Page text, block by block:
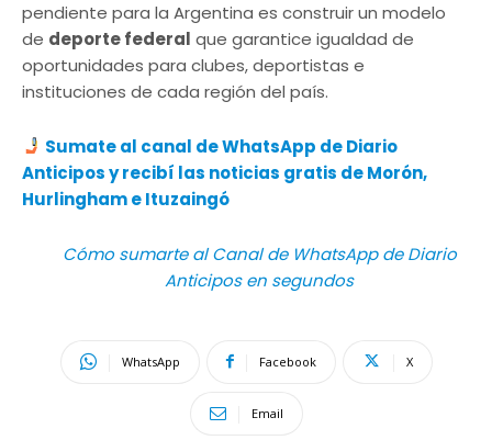
pendiente para la Argentina es construir un modelo
de deporte federal que garantice igualdad de
oportunidades para clubes, deportistas e
instituciones de cada región del país.
Sumate al canal de WhatsApp de Diario
Anticiposy recibí las noticias gratis de Morón,
Hurlingham e Ituzaingó
Cómo sumarte al Canal de WhatsApp de Diario
Anticipos en segundos
WhatsApp Facebook X
Email